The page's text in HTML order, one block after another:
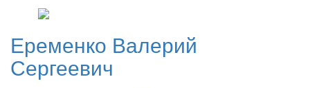
Еременко Валерий
Сергеевич